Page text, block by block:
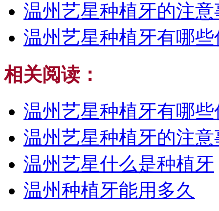
温州艺星种植牙的注意
温州艺星种植牙有哪
相关阅读：
温州艺星种植牙有哪
温州艺星种植牙的注意
温州艺星什么是种植牙
温州种植牙能用多久